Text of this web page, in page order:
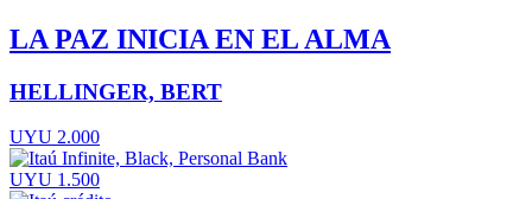
LA PAZ INICIA EN EL ALMA
HELLINGER, BERT
UYU 2.000
UYU 1.500